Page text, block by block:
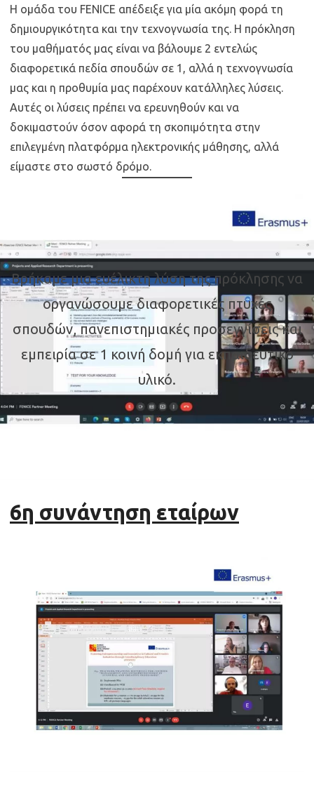
Η ομάδα του FENICE απέδειξε για μία ακόμη φορά τη
δημιουργικότητα και την τεχνογνωσία της. Η πρόκληση
του μαθήματός μας είναι να βάλουμε 2 εντελώς
διαφορετικά πεδία σπουδών σε 1, αλλά η τεχνογνωσία
μας και η προθυμία μας παρέχουν κατάλληλες λύσεις.
Αυτές οι λύσεις πρέπει να ερευνηθούν και να
δοκιμαστούν όσον αφορά τη σκοπιμότητα στην
επιλεγμένη πλατφόρμα ηλεκτρονικής μάθησης, αλλά
είμαστε στο σωστό δρόμο.
Βρήκαμε μια ευέλικτη λύση της πρόκλησης να
οργανώσουμε διαφορετικές πτυχές
σπουδών, πανεπιστημιακές προσεγγίσεις και
εμπειρία σε 1 κοινή δομή για εκπαιδευτικό
υλικό.
6η συνάντηση εταίρων